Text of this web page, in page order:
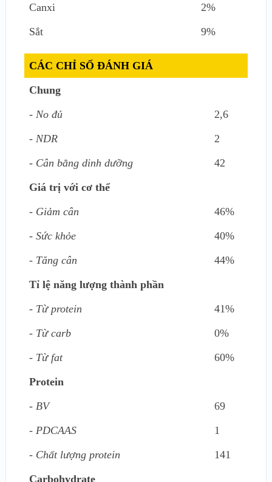
Canxi
2%
Sắt
9%
CÁC CHỈ SỐ ĐÁNH GIÁ
Chung
- No đủ
2,6
- NDR
2
- Cân bằng dinh dưỡng
42
Giá trị với cơ thể
- Giảm cân
46%
- Sức khỏe
40%
- Tăng cân
44%
Tỉ lệ năng lượng thành phần
- Từ protein
41%
- Từ carb
0%
- Từ fat
60%
Protein
- BV
69
- PDCAAS
1
- Chất lượng protein
141
Carbohydrate